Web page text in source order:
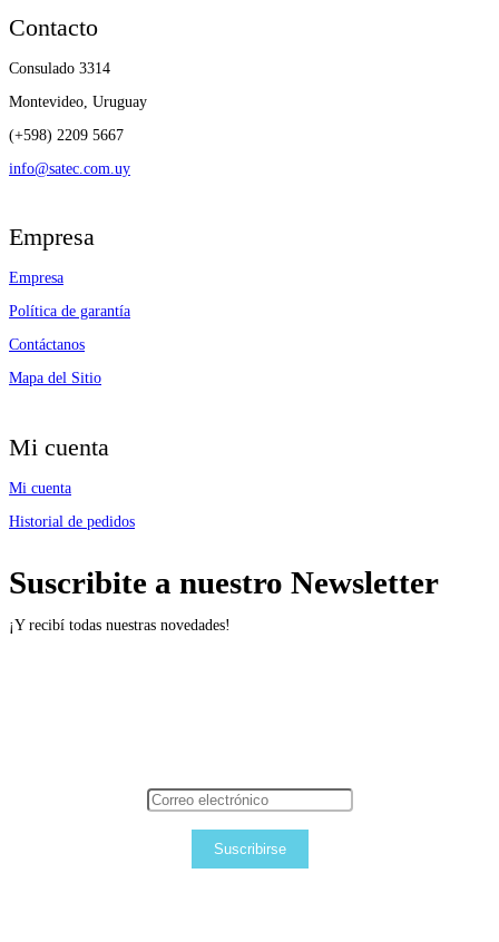
Contacto
Consulado 3314
Montevideo, Uruguay
(+598) 2209 5667
info@satec.com.uy
Empresa
Empresa
Política de garantía
Contáctanos
Mapa del Sitio
Mi cuenta
Mi cuenta
Historial de pedidos
Suscribite a nuestro Newsletter
¡Y recibí todas nuestras novedades!
Suscribirse